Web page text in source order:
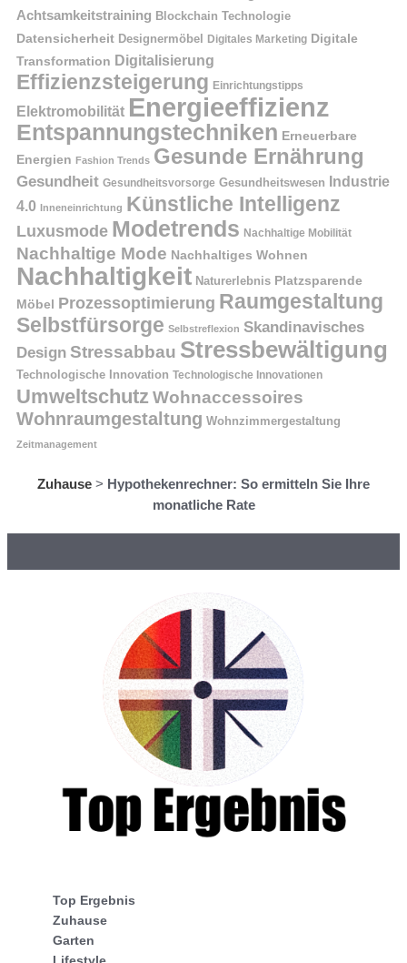
Achtsamkeitstraining Blockchain Technologie
Datensicherheit Designermöbel Digitales Marketing Digitale
Transformation Digitalisierung
Effizienzsteigerung Einrichtungstipps
Elektromobilität Energieeffizienz
Entspannungstechniken Erneuerbare
Energien Fashion Trends Gesunde Ernährung
Gesundheit Gesundheitsvorsorge Gesundheitswesen Industrie
4.0
Inneneinrichtung Künstliche Intelligenz
Luxusmode Modetrends Nachhaltige Mobilität
Nachhaltige Mode Nachhaltiges Wohnen
Nachhaltigkeit Naturerlebnis Platzsparende
Möbel
Prozessoptimierung Raumgestaltung
Selbstfürsorge Selbstreflexion Skandinavisches
Design Stressabbau Stressbewältigung
Technologische Innovation Technologische Innovationen
Umweltschutz Wohnaccessoires
Wohnraumgestaltung Wohnzimmergestaltung
Zeitmanagement
Zuhause > Hypothekenrechner: So ermitteln Sie Ihre
monatliche Rate
Top Ergebnis
Zuhause
Garten